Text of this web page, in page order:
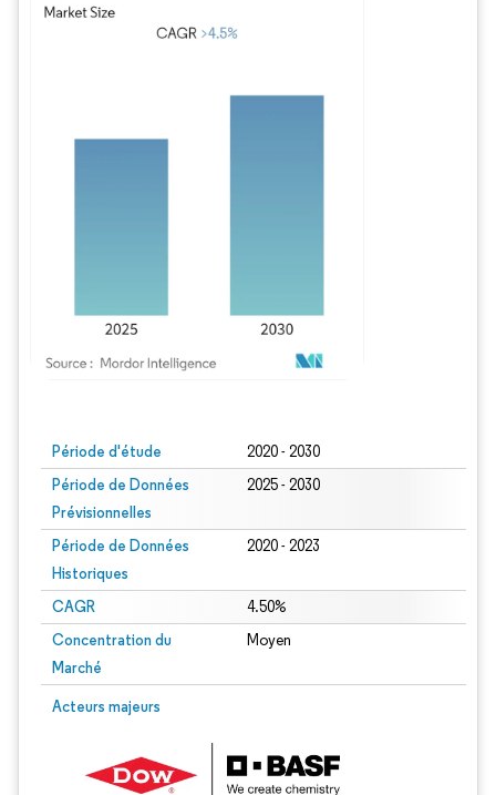
Période d'étude 2020 - 2030
Période de Données
Prévisionnelles
2025 - 2030
Période de Données
Historiques
2020 - 2023
CAGR 4.50%
Concentration du
Marché
Moyen
Acteurs majeurs